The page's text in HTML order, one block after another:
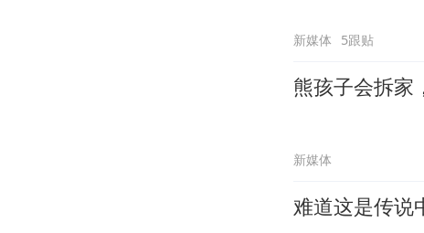
新媒体 5跟贴
熊孩子会拆家
新媒体
难道这是传说